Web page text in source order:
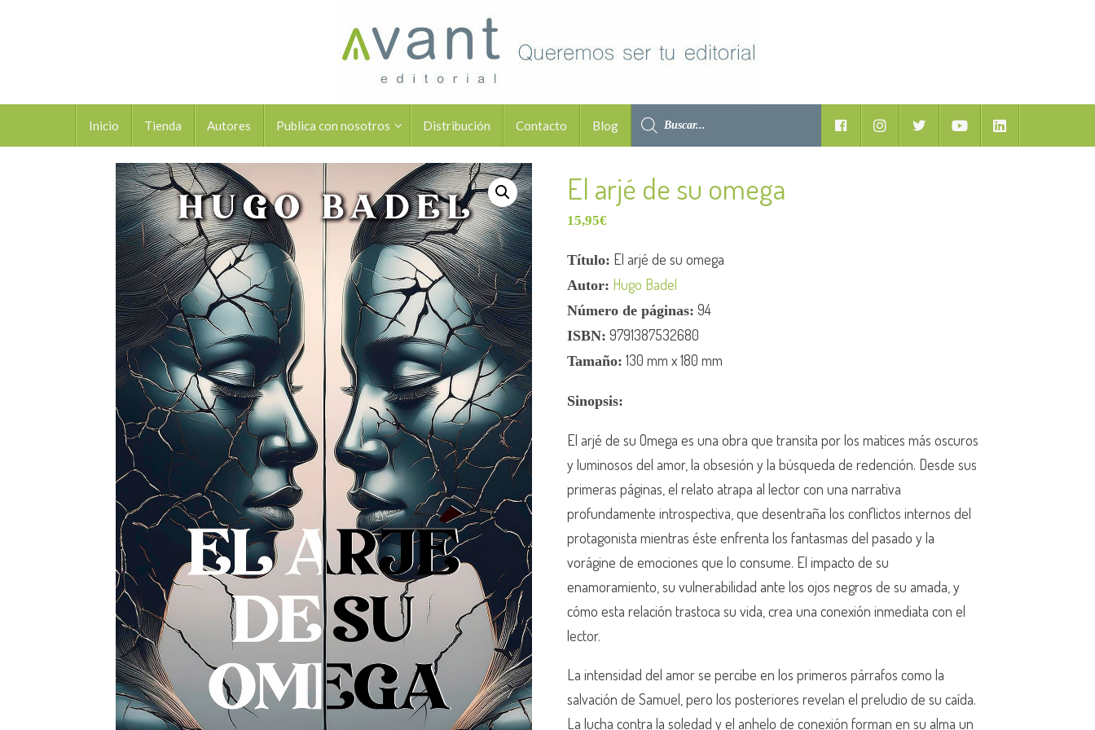
Inicio Tienda Autores Publica con nosotros Distribución Contacto Blog
Facebook YoutubeLinkedIn
El arjé de su omega
15,95€
Título: El arjé de su omega
Autor: Hugo Badel
Número de páginas: 94
ISBN: 9791387532680
Tamaño: 130 mm x 180 mm
Sinopsis:
El arjé de su Omega es una obra que transita por los matices más oscuros
y luminosos del amor, la obsesión y la búsqueda de redención. Desde sus
primeras páginas, el relato atrapa al lector con una narrativa
profundamente introspectiva, que desentraña los conflictos internos del
protagonista mientras éste enfrenta los fantasmas del pasado y la
vorágine de emociones que lo consume. El impacto de su
enamoramiento, su vulnerabilidad ante los ojos negros de su amada, y
cómo esta relación trastoca su vida, crea una conexión inmediata con el
lector.
La intensidad del amor se percibe en los primeros párrafos como la
salvación de Samuel, pero los posteriores revelan el preludio de su caída.
La lucha contra la soledad y el anhelo de conexión forman en su alma un